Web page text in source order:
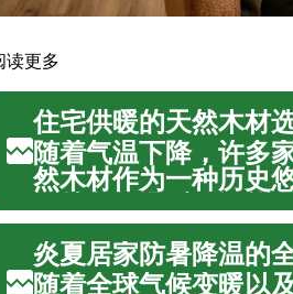
读更多
住宅供暖的天然木材
随着气温下降，许多
然木材作为一种历史
供持久的温暖，还能
文将为您深入探讨不
重要性以及高效的存...
炎夏居家防暑降温的
随着全球气候变暖以